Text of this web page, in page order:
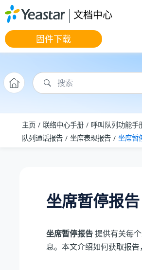
跳转到主要内容
文档中心
固件下载
主页 联络中心手册 呼叫队列功能手
队列通话报告
坐席表现报告 坐席暂
坐席暂停报告
坐席暂停报告提供有关每
息。本文介绍如何获取报